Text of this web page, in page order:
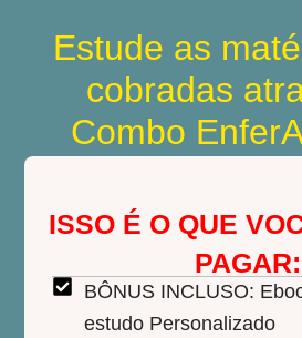
Estude as
cobradas
Combo
ISSO É O QUE
PAGAR:
BÔNUS INCLUSO:
estudo Personalizado